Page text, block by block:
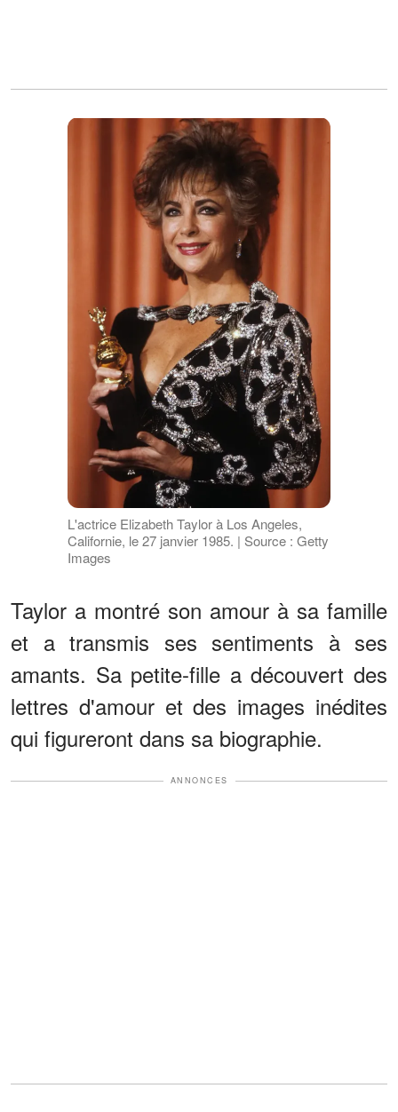
L'actrice Elizabeth Taylor à Los Angeles,
Californie, le 27 janvier 1985. | Source : Getty
Images
Taylor a montré son amour à sa famille
et a transmis ses sentiments à ses
amants. Sa petite-fille a découvert des
lettres d'amour et des images inédites
qui figureront dans sa biographie.
ANNONCES